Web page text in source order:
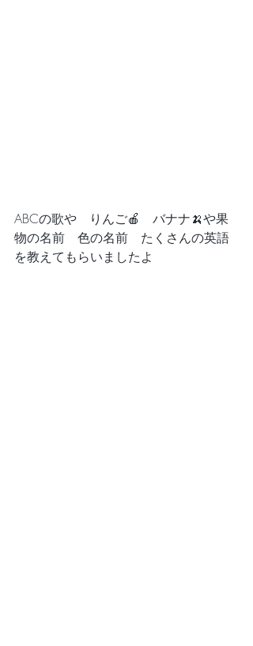
ABCの歌や　りんご🍎　バナナ🍌や果
物の名前　色の名前　たくさんの英語
を教えてもらいましたよ